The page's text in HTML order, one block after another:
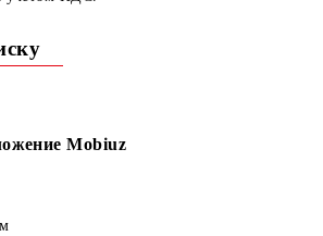
интернет пакетов в период
тарифного плана -> Трафик
с учетом НДС.